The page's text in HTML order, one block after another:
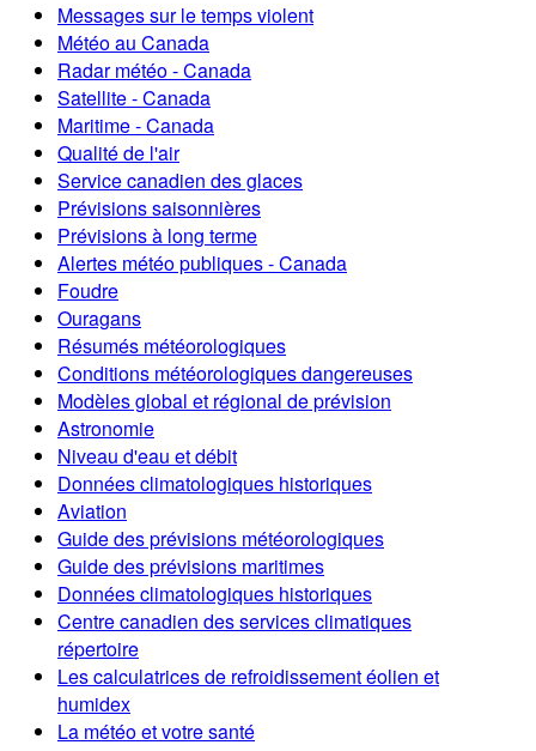
Messages sur le temps violent
Météo au Canada
Radar météo - Canada
Satellite - Canada
Maritime - Canada
Qualité de l'air
Service canadien des glaces
Prévisions saisonnières
Prévisions à long terme
Alertes météo publiques - Canada
Foudre
Ouragans
Résumés météorologiques
Conditions météorologiques dangereuses
Modèles global et régional de prévision
Astronomie
Niveau d'eau et débit
Données climatologiques historiques
Aviation
Guide des prévisions météorologiques
Guide des prévisions maritimes
Données climatologiques historiques
Centre canadien des services climatiques
répertoire
Les calculatrices de refroidissement éolien et
humidex
La météo et votre santé